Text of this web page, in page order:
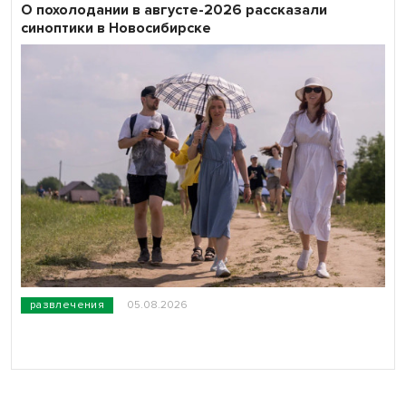
развлечения 05.08.2026
О похолодании в августе-2026 рассказали
синоптики в Новосибирске